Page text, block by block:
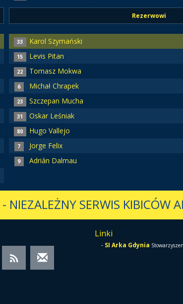
Rezerwowi
33 Karol Szymański
15 Levis Pitan
22 Tomasz Mokwa
6 Michał Chrapek
23 Szczepan Mucha
31 Oskar Leśniak
80 Hugo Vallejo
7 Jorge Felix
9 Adrián Dalmau
- NIEZALEŻNY SERWIS KIBICÓW
Linki
- SI Arka Gdynia